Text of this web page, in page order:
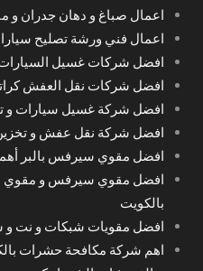
اعمال صباغ و دهان جدران و
اعمال فني ورشة تصليح
افضل شركات غسيل
افضل شركات نقل العفش
افضل شركة غسيل سيارات و
افضل شركة نقل عفش و تخزين
افضل مقوي سيرفس بالبر
افضل مقوي سيرفس و مقوي
بالكويت
افضل مقويات شبكات و نت
اهم شركة مكافحة حشرات